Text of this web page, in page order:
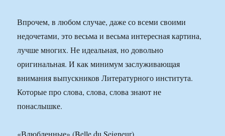
Впрочем, в любом случае, даже со всеми своими
недочетами, это весьма и весьма интересная картина,
лучше многих. Не идеальная, но довольно
оригинальная. И как минимум заслуживающая
внимания выпускников Литературного института.
Которые про слова, слова, слова знают не
понаслышке.